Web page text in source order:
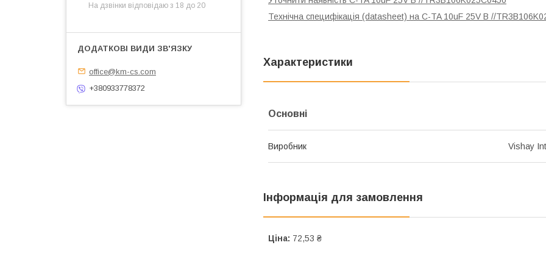
Технічна специфікація (datasheet) на C-TA 10uF 25V B //
Характеристики
Основні
Виробник Vishay
Інформація для замовлення
Ціна: 72,53 ₴
На дзвінки відповідаю з 18 до 20
office@km-cs.com
+380933778372